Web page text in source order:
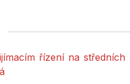
řízení na středních